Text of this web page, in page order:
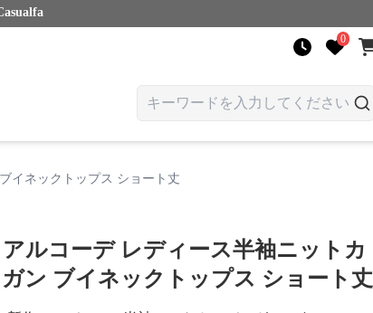
0
イネックトップス ショート丈
ルコーデ レディース半袖ニットカ
ン ブイネックトップス ショート丈